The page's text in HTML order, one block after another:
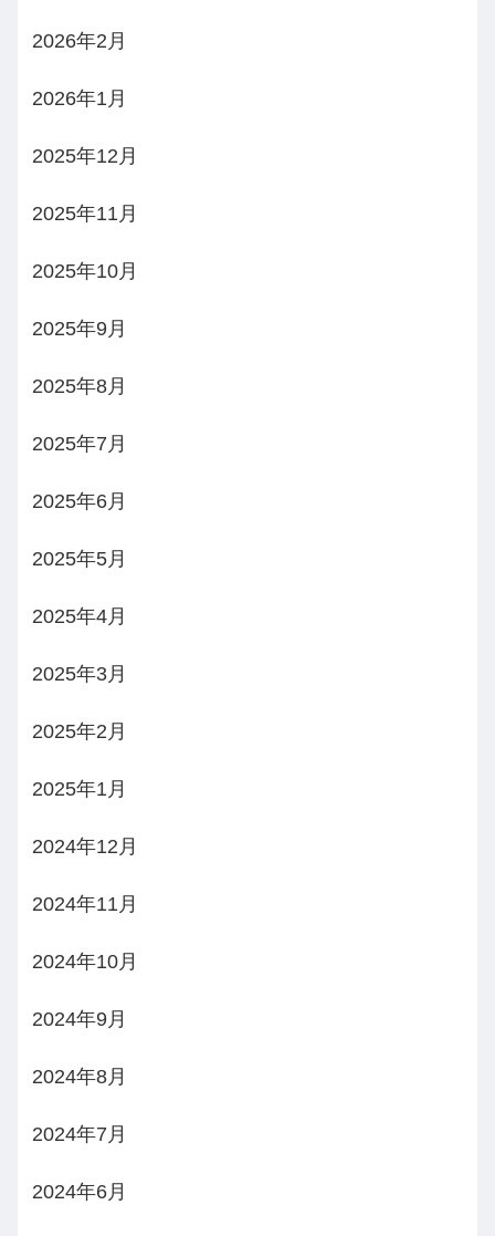
2026年2月
2026年1月
2025年12月
2025年11月
2025年10月
2025年9月
2025年8月
2025年7月
2025年6月
2025年5月
2025年4月
2025年3月
2025年2月
2025年1月
2024年12月
2024年11月
2024年10月
2024年9月
2024年8月
2024年7月
2024年6月